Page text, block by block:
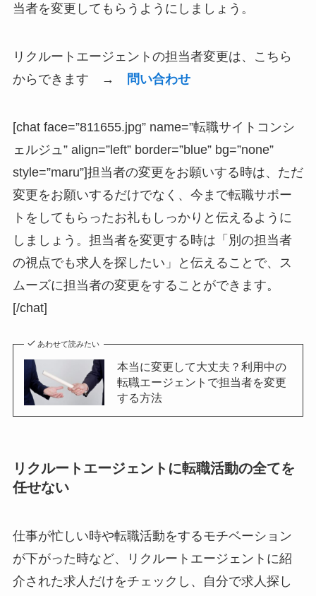
当者を変更してもらうようにしましょう。
リクルートエージェントの担当者変更は、こちら
からできます →
問い合わせ
[chat face=”811655.jpg” name=”転職サイトコンシ
ェルジュ” align=”left” border=”blue” bg=”none”
style=”maru”]担当者の変更をお願いする時は、ただ
変更をお願いするだけでなく、今まで転職サポー
トをしてもらったお礼もしっかりと伝えるように
しましょう。担当者を変更する時は 「別の担当者
の視点でも求人を探したい」
と伝えることで、ス
ムーズに担当者の変更をすることができます。
[/chat]
あわせて読みたい
本当に変更して大丈夫？利用中の
転職エージェントで担当者を変更
する方法
リクルートエージェントに転職活動の全てを
任せない
仕事が忙しい時や転職活動をするモチベーション
が下がった時など、リクルートエージェントに紹
介された求人だけをチェックし、自分で求人探し